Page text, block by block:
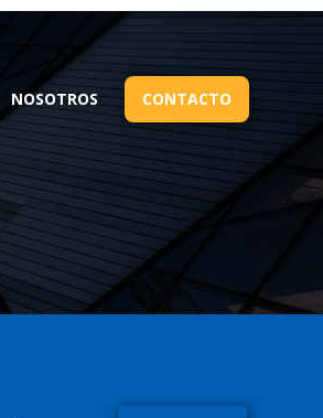
NOSOTROS CONTACTO